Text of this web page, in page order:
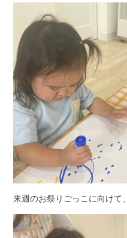
来週のお祭りごっこに向けて